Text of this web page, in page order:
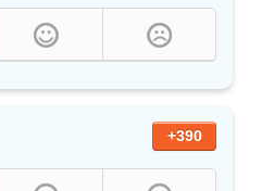
+390